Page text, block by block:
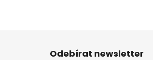
Z
Odebírat newsletter